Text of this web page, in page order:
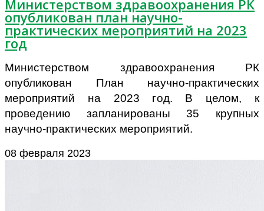
Министерством здравоохранения РК
опубликован план научно-
практических мероприятий на 2023
год
Министерством здравоохранения РК
опубликован План научно-практических
мероприятий на 2023 год. В целом, к
проведению запланированы 35 крупных
научно-практических мероприятий.
08 февраля 2023